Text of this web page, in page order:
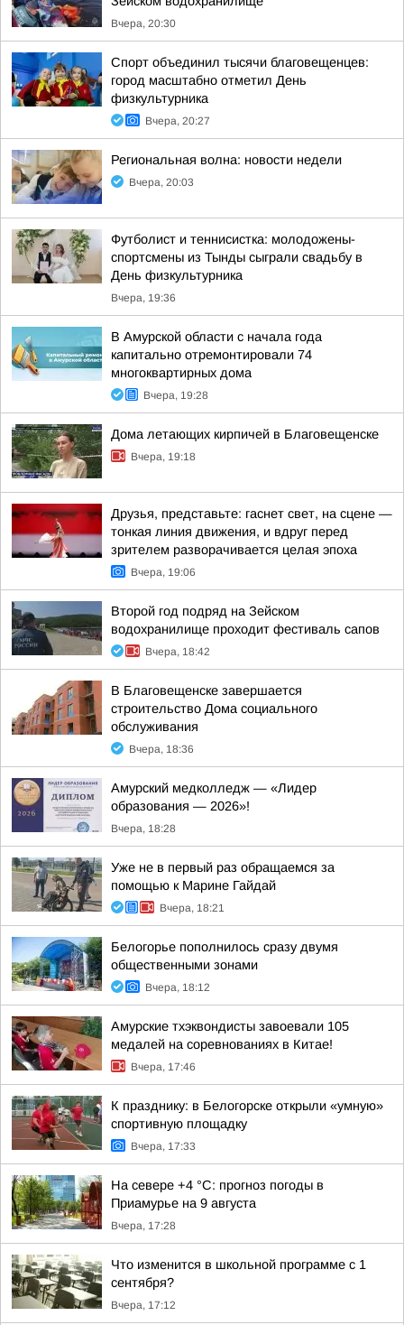
Вчера, 20:30
Спорт объединил тысячи благовещенцев:
город масштабно отметил День
физкультурника
Вчера, 20:27
Региональная волна: новости недели
Вчера, 20:03
Футболист и теннисистка: молодожены-
спортсмены из Тынды сыграли свадьбу в
День физкультурника
Вчера, 19:36
В Амурской области с начала года
капитально отремонтировали 74
многоквартирных дома
Вчера, 19:28
Дома летающих кирпичей в Благовещенске
Вчера, 19:18
Друзья, представьте: гаснет свет, на сцене —
тонкая линия движения, и вдруг перед
зрителем разворачивается целая эпоха
Вчера, 19:06
Второй год подряд на Зейском
водохранилище проходит фестиваль сапов
Вчера, 18:42
В Благовещенске завершается
строительство Дома социального
обслуживания
Вчера, 18:36
Амурский медколледж — «Лидер
образования — 2026»!
Вчера, 18:28
Уже не в первый раз обращаемся за
помощью к Марине Гайдай
Вчера, 18:21
Белогорье пополнилось сразу двумя
общественными зонами
Вчера, 18:12
Амурские тхэквондисты завоевали 105
медалей на соревнованиях в Китае!
Вчера, 17:46
К празднику: в Белогорске открыли «умную»
спортивную площадку
Вчера, 17:33
На севере +4 °С: прогноз погоды в
Приамурье на 9 августа
Вчера, 17:28
Что изменится в школьной программе с 1
сентября?
Вчера, 17:12